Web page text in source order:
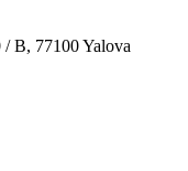
B, 77100 Yalova